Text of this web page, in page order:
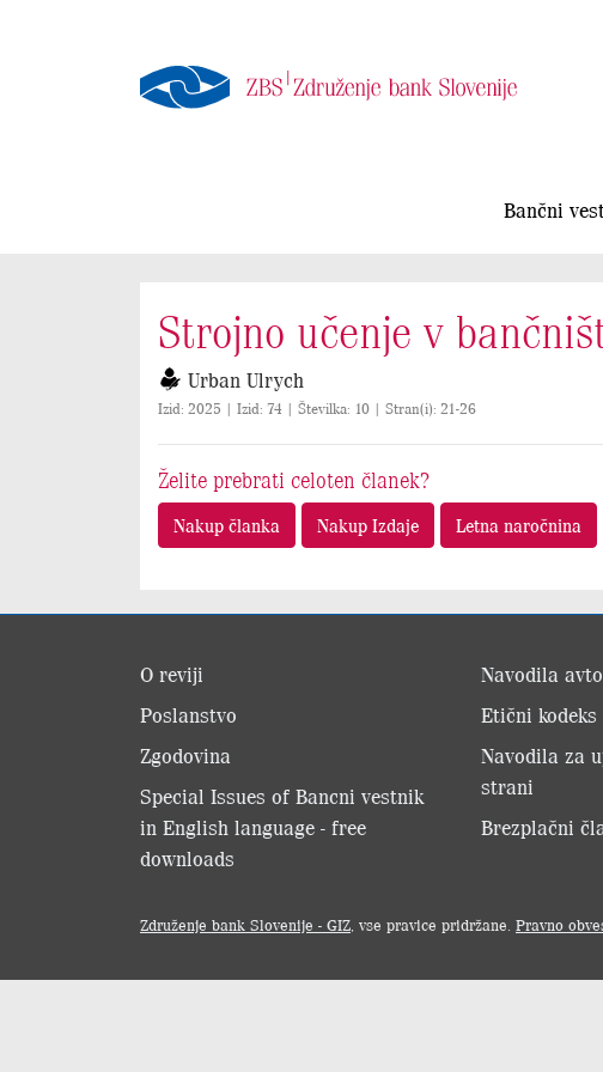
Bančni
Strojno učenje v
Urban Ulrych
Izid: 2025 | Izid: 74 | Številka: 10 | Stran(i): 21-26
Želite prebrati celoten članek?
Nakup članka Nakup Izdaje Letna naročnina
O reviji
Poslanstvo
Zgodovina
Special Issues of Bancni vestnik
in English language - free
downloads
Navodila
Etični kodeks
Navodila za
strani
Brezplačni
Združenje bank Slovenije - GIZ, vse pravice pridržane. Pravno